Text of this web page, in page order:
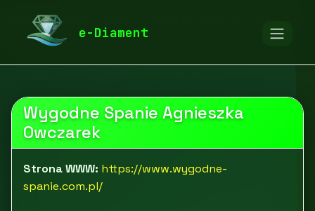
e-Diament
diamentspa.pl
Wygodne Spanie
Wygodne Spanie Agnieszka
Owczarek
Strona WWW: https://www.wygodne-
spanie.com.pl/